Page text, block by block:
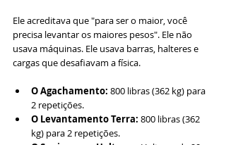
Ele acreditava que "para ser o maior, você
precisa levantar os maiores pesos". Ele não
usava máquinas. Ele usava barras, halteres e
cargas que desafiavam a física.
O Agachamento: 800 libras (362 kg) para
2 repetições.
O Levantamento Terra: 800 libras (362
kg) para 2 repetições.